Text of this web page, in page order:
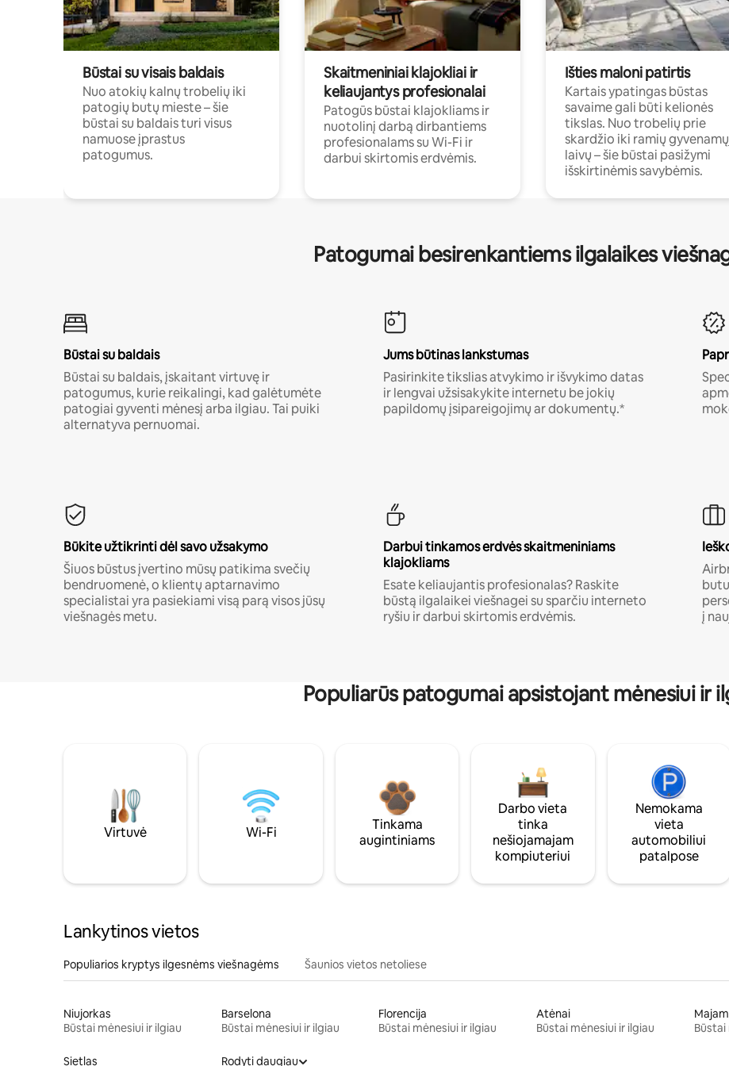
Būstai su visais baldais
Nuo atokių kalnų trobelių iki
patogių butų mieste – šie
būstai su baldais turi visus
namuose įprastus
patogumus.
Skaitmeniniai klajokliai ir
keliaujantys profesionalai
Patogūs būstai klajokliams ir
nuotolinį darbą dirbantiems
profesionalams su Wi-Fi ir
darbui skirtomis erdvėmis.
Išties maloni patirtis
Kartais ypatingas būstas
savaime gali būti kelionės
tikslas. Nuo trobelių prie
skardžio iki ramių
laivų – šie būstai pasižymi
išskirtinėmis savybėmis.
Patogumai besirenkantiems ilgalaikes
Būstai su baldais
Būstai su baldais, įskaitant virtuvę ir
patogumus, kurie reikalingi, kad galėtumėte
patogiai gyventi mėnesį arba ilgiau. Tai puiki
alternatyva pernuomai.
Jums būtinas lankstumas
Pasirinkite tikslias atvykimo ir išvykimo datas
ir lengvai užsisakykite internetu be jokių
papildomų įsipareigojimų ar dokumentų.*
Būkite užtikrinti dėl savo užsakymo
Šiuos būstus įvertino mūsų patikima svečių
bendruomenė, o klientų aptarnavimo
specialistai yra pasiekiami visą parą visos jūsų
viešnagės metu.
Darbui tinkamos erdvės skaitmeniniams
klajokliams
Esate keliaujantis profesionalas? Raskite
būstą ilgalaikei viešnagei su sparčiu interneto
ryšiu ir darbui skirtomis erdvėmis.
į
Populiarūs patogumai apsistojant mėnesiui ir
Virtuvė Wi-Fi
Tinkama
augintiniams
Darbo vieta
tinka
nešiojamajam
kompiuteriui
Nemokama
vieta
automobiliui
patalpose
Lankytinos vietos
Populiarios kryptys ilgesnėms viešnagėms Šaunios vietos netoliese
Niujorkas
Būstai mėnesiui ir ilgiau
Barselona
Būstai mėnesiui ir ilgiau
Florencija
Būstai mėnesiui ir ilgiau
Atėnai
Būstai mėnesiui ir ilgiau
Būstai
Sietlas Rodyti daugiau